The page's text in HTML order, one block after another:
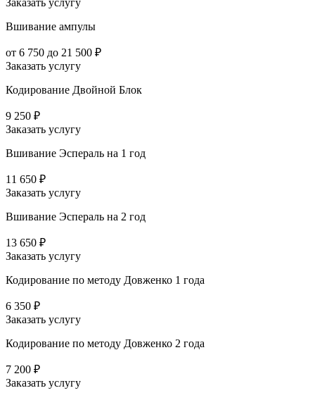
Заказать услугу
Вшивание ампулы
от 6 750 до 21 500 ₽
Заказать услугу
Кодирование Двойной Блок
9 250 ₽
Заказать услугу
Вшивание Эспераль на 1 год
11 650 ₽
Заказать услугу
Вшивание Эспераль на 2 год
13 650 ₽
Заказать услугу
Кодирование по методу Довженко 1 года
6 350 ₽
Заказать услугу
Кодирование по методу Довженко 2 года
7 200 ₽
Заказать услугу